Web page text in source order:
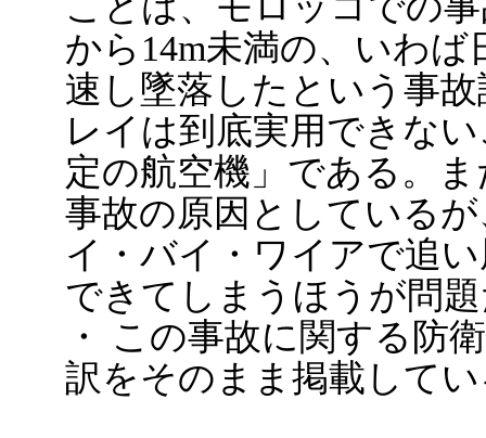
から14m未満の、いわ
速し墜落したという事
レイは到底実用できな
定の航空機」である。
事故の原因としている
イ・バイ・ワイアで追
できてしまうほうが問
・ この事故に関する防
訳をそのまま掲載して